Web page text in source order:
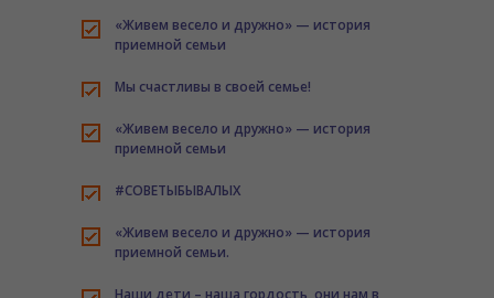
---- Созвездие талантов: в Усолье-Сибирском подвели
фотографии и компьютерной живописи «Байкальская
звезда – 2026»
-- Байкальская звезда 2025
---- Заключительный гала-концерт «Байкальская
звезда – 2025»
«Живем весело и дружно» — история
приемной семьи
Мы счастливы в своей семье!
«Живем весело и дружно» — история
приемной семьи
#СОВЕТЫБЫВАЛЫХ
«Живем весело и дружно» — история
приемной семьи.
Наши дети – наша гордость, они нам в
являются